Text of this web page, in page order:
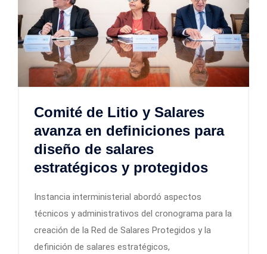
Comité de Litio y Salares
avanza en definiciones para
diseño de salares
estratégicos y protegidos
Instancia interministerial abordó aspectos
técnicos y administrativos del cronograma para la
creación de la Red de Salares Protegidos y la
definición de salares estratégicos,